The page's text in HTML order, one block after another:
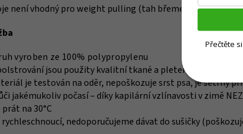
není vhodný pro weight pulling (tah břemen)!!!
vyroben ze 100% polypropylenu
jsou použity kvalitní tkané a pletené textilie
je testován na oděr, nepoškozuje srst psa, je šetrný
jakémukoliv počasí – díky kapilární vzlínavosti v zimě
na 30°C
nedoporučujeme dávat do sušičky
Přečtěte